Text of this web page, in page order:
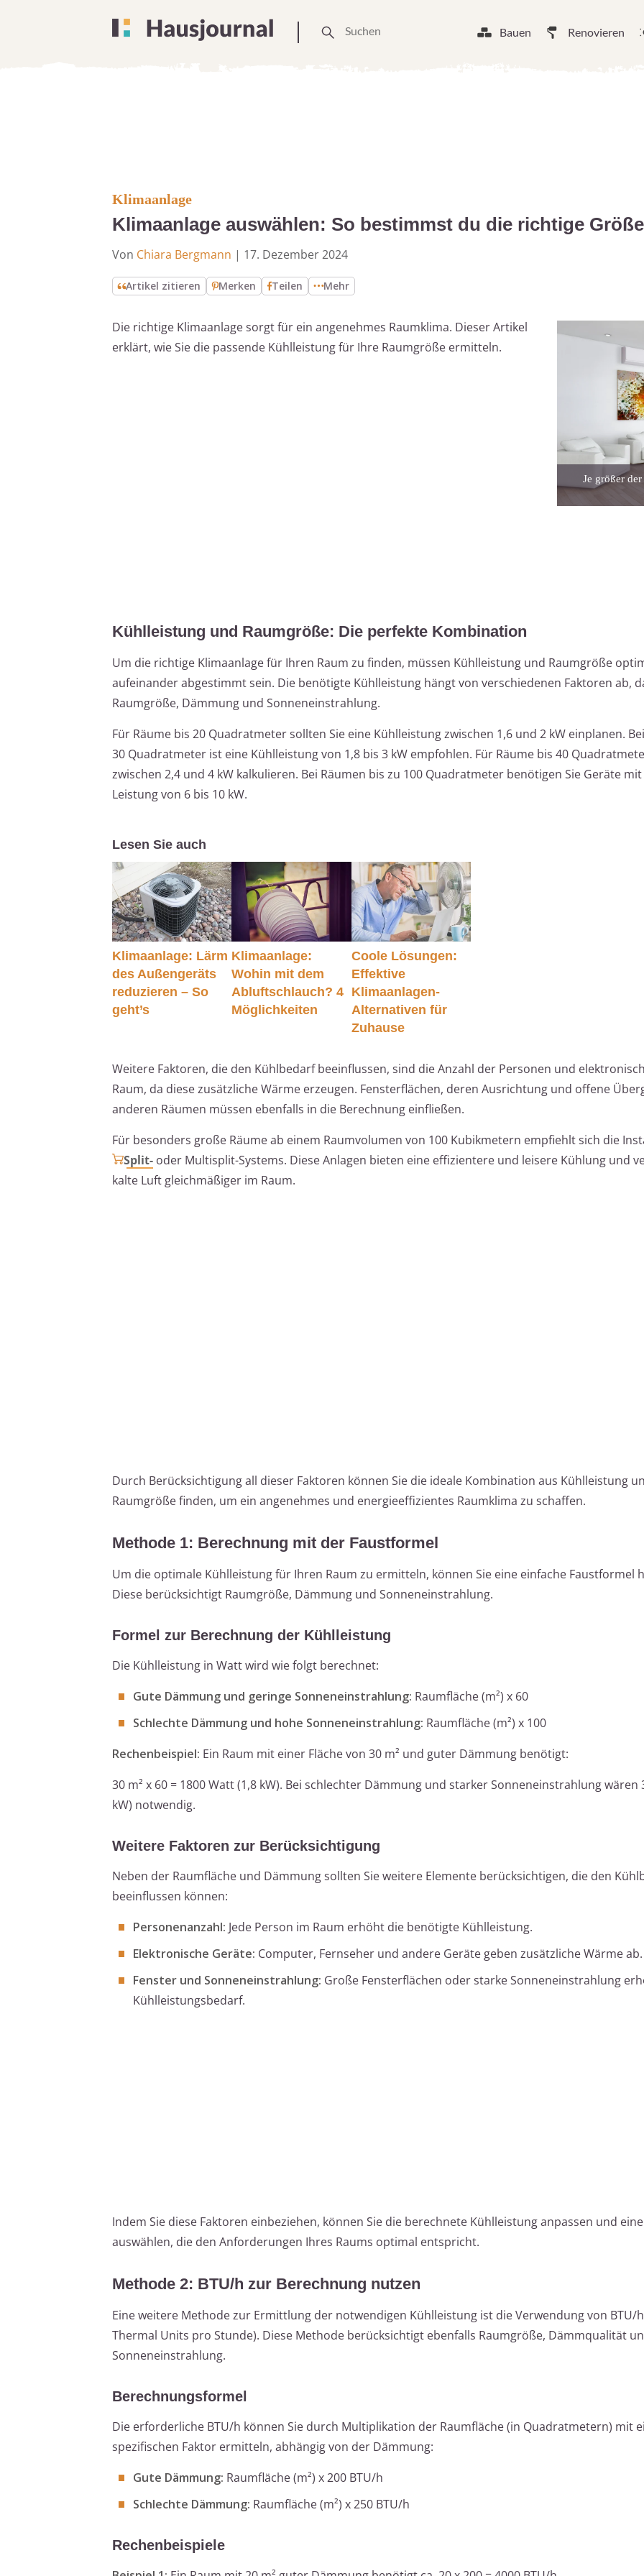
Bauen Renovieren
Klimaanlage
Klimaanlage auswählen: So bestimmst du die richtige Größe
Von Chiara Bergmann | 17. Dezember 2024
Artikel zitieren Merken Teilen Mehr
Die richtige Klimaanlage sorgt für ein angenehmes Raumklima. Dieser Artikel
erklärt, wie Sie die passende Kühlleistung für Ihre Raumgröße ermitteln.
Je größer
Kühlleistung und Raumgröße: Die perfekte Kombination
Um die richtige Klimaanlage für Ihren Raum zu finden, müssen Kühlleistung und Raumgröße
aufeinander abgestimmt sein. Die benötigte Kühlleistung hängt von verschiedenen Faktoren ab,
Raumgröße, Dämmung und Sonneneinstrahlung.
Für Räume bis 20 Quadratmeter sollten Sie eine Kühlleistung zwischen 1,6 und 2 kW einplanen.
30 Quadratmeter ist eine Kühlleistung von 1,8 bis 3 kW empfohlen. Für Räume bis 40
zwischen 2,4 und 4 kW kalkulieren. Bei Räumen bis zu 100 Quadratmeter benötigen Sie Geräte
Leistung von 6 bis 10 kW.
Lesen Sie auch
Klimaanlage: Lärm
des Außengeräts
reduzieren – So
geht’s
Klimaanlage:
Wohin mit dem
Abluftschlauch? 4
Möglichkeiten
Coole Lösungen:
Effektive
Klimaanlagen-
Alternativen für
Zuhause
Weitere Faktoren, die den Kühlbedarf beeinflussen, sind die Anzahl der Personen und
Raum, da diese zusätzliche Wärme erzeugen. Fensterflächen, deren Ausrichtung und offene
anderen Räumen müssen ebenfalls in die Berechnung einfließen.
Für besonders große Räume ab einem Raumvolumen von 100 Kubikmetern empfiehlt sich die
Split- oder Multisplit-Systems. Diese Anlagen bieten eine effizientere und leisere Kühlung und
kalte Luft gleichmäßiger im Raum.
Durch Berücksichtigung all dieser Faktoren können Sie die ideale Kombination aus Kühlleistung
Raumgröße finden, um ein angenehmes und energieeffizientes Raumklima zu schaffen.
Methode 1: Berechnung mit der Faustformel
Um die optimale Kühlleistung für Ihren Raum zu ermitteln, können Sie eine einfache Faustformel
Diese berücksichtigt Raumgröße, Dämmung und Sonneneinstrahlung.
Formel zur Berechnung der Kühlleistung
Die Kühlleistung in Watt wird wie folgt berechnet:
Gute Dämmung und geringe Sonneneinstrahlung: Raumfläche (m²) x 60
Schlechte Dämmung und hohe Sonneneinstrahlung: Raumfläche (m²) x 100
Rechenbeispiel: Ein Raum mit einer Fläche von 30 m² und guter Dämmung benötigt:
30 m² x 60 = 1800 Watt (1,8 kW). Bei schlechter Dämmung und starker Sonneneinstrahlung wären
kW) notwendig.
Weitere Faktoren zur Berücksichtigung
Neben der Raumfläche und Dämmung sollten Sie weitere Elemente berücksichtigen, die den
beeinflussen können:
Personenanzahl: Jede Person im Raum erhöht die benötigte Kühlleistung.
Elektronische Geräte: Computer, Fernseher und andere Geräte geben zusätzliche Wärme ab.
Fenster und Sonneneinstrahlung: Große Fensterflächen oder starke Sonneneinstrahlung
Kühlleistungsbedarf.
Indem Sie diese Faktoren einbeziehen, können Sie die berechnete Kühlleistung anpassen und
auswählen, die den Anforderungen Ihres Raums optimal entspricht.
Methode 2: BTU/h zur Berechnung nutzen
Eine weitere Methode zur Ermittlung der notwendigen Kühlleistung ist die Verwendung von BTU/
Thermal Units pro Stunde). Diese Methode berücksichtigt ebenfalls Raumgröße, Dämmqualität
Sonneneinstrahlung.
Berechnungsformel
Die erforderliche BTU/h können Sie durch Multiplikation der Raumfläche (in Quadratmetern) mit
spezifischen Faktor ermitteln, abhängig von der Dämmung:
Gute Dämmung: Raumfläche (m²) x 200 BTU/h
Schlechte Dämmung: Raumfläche (m²) x 250 BTU/h
Rechenbeispiele